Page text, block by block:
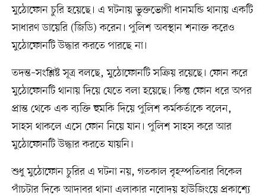
মুঠোফোন চুরি হয়েছে। এ ঘটনায় ভুক্তভোগী ধানমন্ডি থানায় একটি
সাধারণ ডায়েরি (জিডি) করেন। পুলিশ অবস্থান শনাক্ত করেও
মুঠোফোনটি উদ্ধার করতে পারছে না।
তদন্ত–সংশ্লিষ্ট সূত্র বলছে, মুঠোফোনটি সক্রিয় রয়েছে। ফোন করে
মুঠোফোনটি থানায় দিয়ে যেতে বলা হয়েছে। কিন্তু ফোন ধরে অপর
প্রান্ত থেকে এক ব্যক্তি হুমকি দিয়ে পুলিশ কর্মকর্তাকে বলেন,
সাহস থাকলে এসে ফোন নিয়ে যান। পুলিশ সাহস করে আর
মুঠোফোনটি উদ্ধার করতে যায়নি।
শুধু মুঠোফোন চুরির এ ঘটনা নয়, গতকাল বৃহস্পতিবার বিকেল
পাঁচটার দিকে আদাবর থানা এলাকার নবোদয় হাউজিংয়ে প্রকাশ্যে